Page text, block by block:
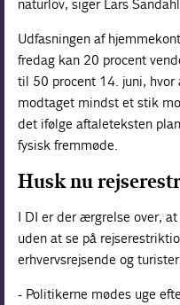
naturlov, siger Lars
Udfasningen af
fredag kan 20 procent
til 50 procent 14. juni, hvor
modtaget mindst et stik
det ifølge aftaleteksten
fysisk fremmøde.
Husk nu
I DI er der ærgrelse over,
uden at se på
erhvervsrejsende og turister.
- Politikerne mødes uge